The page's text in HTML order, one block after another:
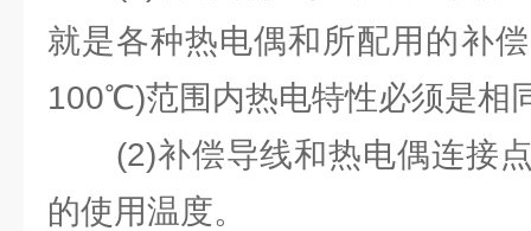
就是各种热电偶和所配用的补
100℃)范围内热电特性必须是相
(2)补偿导线和热电偶连接点
的使用温度。